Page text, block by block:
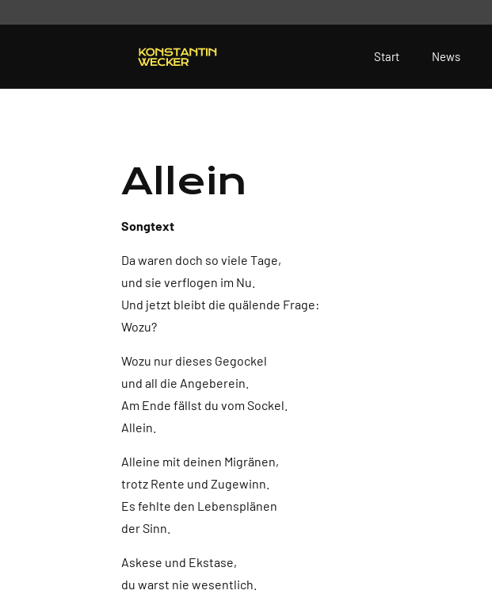
Start News
Allein
Songtext
Da waren doch so viele Tage,
und sie verflogen im Nu.
Und jetzt bleibt die quälende Frage:
Wozu?
Wozu nur dieses Gegockel
und all die Angeberein.
Am Ende fällst du vom Sockel.
Allein.
Alleine mit deinen Migränen,
trotz Rente und Zugewinn.
Es fehlte den Lebensplänen
der Sinn.
Askese und Ekstase,
du warst nie wesentlich.